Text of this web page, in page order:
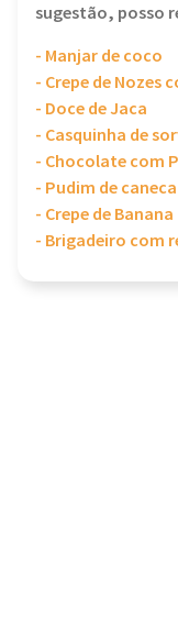
sugestão, posso
- Manjar de coco
- Crepe de Nozes
- Doce de Jaca
- Casquinha de
- Chocolate com
- Pudim de caneca
- Crepe de Banana
- Brigadeiro com